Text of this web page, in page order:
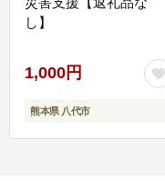
し】
1,000円
熊本県 八代市